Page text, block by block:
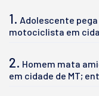
1. Adolescente
motociclista em
2. Homem mata
em cidade de MT;